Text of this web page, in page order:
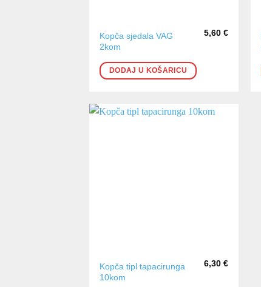
Kopča sjedala VAG
2kom
5,60€
DODAJ U KOŠARICU
Kopča tipl tapacirunga
10kom
6,30€